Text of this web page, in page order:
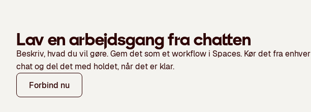
Lav en arbejdsgang fra chatten
Beskriv, hvad du vil gøre. Gem det som et workflow i Spaces. Kør det fra enhver
chat og del det med holdet, når det er klar.
Forbind nu